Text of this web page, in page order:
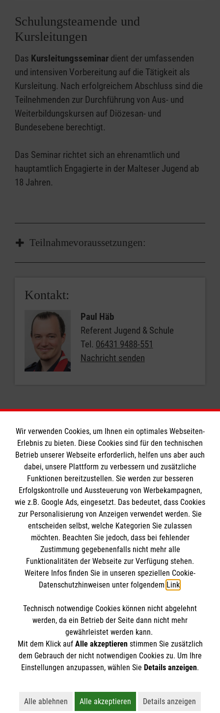
durch das
Diözesanjugendreferat
-> Teilnehmende erklären sich mit den
Kursregeln einverstanden
-> Vorherige Teilnahme am Kurs "Gruppe leiten
1" oder eine
entsprechende, vom Diözesanjugendreferat
bestätigte Qualifikation
Helfergrundausbildung…).
Alterntiv die Malteser Grundausbildung.
-> gültiger Erste-Hilfe-Grundkurs (9
Schulungsteamende und
Kursleitungen
Das Kursleitungsseminar dient der umfassenden
und intensiven Vorbereitung auf die Tätigkeit als
Kursleitung. Nach erfolgreichem Abschluss sind die
Teilnehmenden zur Durchführung von Aus- und
Weiterbildungskursen auf Diözesan- und
Bundesebene berechtigt.
Das Seminar richtet sich an ehrenamtlich und
hauptamtlich Engagierte in der Malteser Jugend ab
18 Jahren.
Teilnahmevoraussetzungen:
Jugendarbeit, idealerweise als aktive
-> Hospitation und Tätigkeit als Schulungs-
Teamer*in bei mind. einem Kurs Gruppe Leiten
der Malteser Jugend
-> Durchführung und Anleitung von Einheiten
Seminar einzubringen und eigene Methoden
mitzubringen bzw. zu entwickeln
Kontakt:
Paul Häb
Referent Jugend & Schule
Tel. 06431 9488-551
Nachricht senden
Informationen
Impressum
Datenschutz
Barrierefreiheit
Kontakt
Medizinproduktesicherheit
Die Malteser
Malteser in Deutschland
Malteserorden
Malteser Jugend
Sharepoint
Spendenkonto
Bistum Limburg
Bank: Pax-Bank
IBAN: DE67 3706 0120 1201 2110 14
BIC: GENODED1PA7
So finden Sie uns
Diözesangeschäftsstelle Limburg
Siemensstraße 7
Telefon: 06431 9488-0
Der Malteser Hilfsdienst e.V. ist als eingetragene
Gewerbesteuer befreit.
Wir verwenden Cookies, um Ihnen ein optimales Webseiten-
Erlebnis zu bieten. Diese Cookies sind für den technischen
Betrieb unserer Webseite erforderlich, helfen uns aber auch
dabei, unsere Plattform zu verbessern und zusätzliche
Funktionen bereitzustellen. Sie werden zur besseren
Erfolgskontrolle und Aussteuerung von Werbekampagnen,
wie z.B. Google Ads, eingesetzt. Das bedeutet, dass Cookies
zur Personalisierung von Anzeigen verwendet werden. Sie
entscheiden selbst, welche Kategorien Sie zulassen
möchten. Beachten Sie jedoch, dass bei fehlender
Zustimmung gegebenenfalls nicht mehr alle
Funktionalitäten der Webseite zur Verfügung stehen.
Weitere Infos finden Sie in unseren speziellen Cookie-
Datenschutzhinweisen unter folgendem Link.
Technisch notwendige Cookies können nicht abgelehnt
werden, da ein Betrieb der Seite dann nicht mehr
gewährleistet werden kann.
Mit dem Klick auf Alle akzeptierenstimmen Sie zusätzlich
dem Gebrauch der nicht notwendigen Cookies zu. Um Ihre
Einstellungen anzupassen, wählen Sie Details anzeigen.
Alle ablehnen
Lehnt alle nicht-essentiellen Cookies ab
Alle akzeptieren
Akzeptiert alle Cookies
Details anzeigen